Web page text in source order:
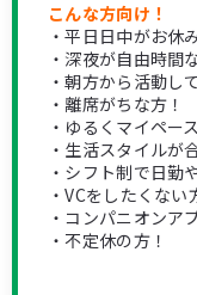
こんな方向け！
・平日日中がお休
・深夜が自由時間
・朝方から活動し
・離席がちな方！
・ゆるくマイペー
・生活スタイルが
・シフト制で日勤
・VCをしたくない
・コンパニオンア
・不定休の方！